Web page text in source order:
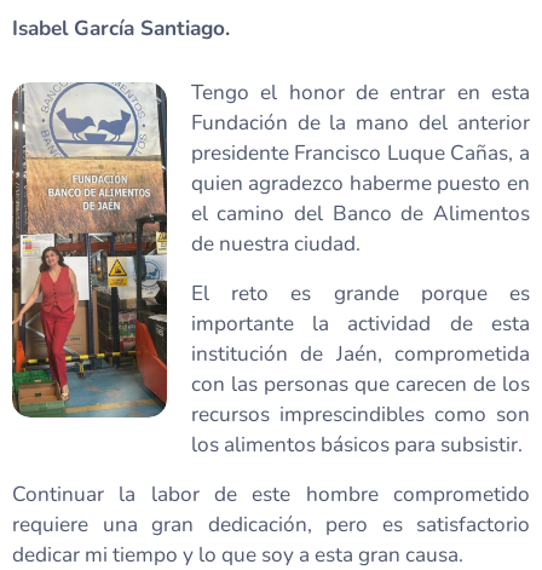
Isabel García Santiago.
Tengo el honor de entrar en esta
Fundación de la mano del anterior
presidente Francisco Luque Cañas, a
quien agradezco haberme puesto en
el camino del Banco de Alimentos
de nuestra ciudad.
El reto es grande porque es
importante la actividad de esta
institución de Jaén, comprometida
con las personas que carecen de los
recursos imprescindibles como son
los alimentos básicos para subsistir.
Continuar la labor de este hombre comprometido
requiere una gran dedicación, pero es satisfactorio
dedicar mi tiempo y lo que soy a esta gran causa.